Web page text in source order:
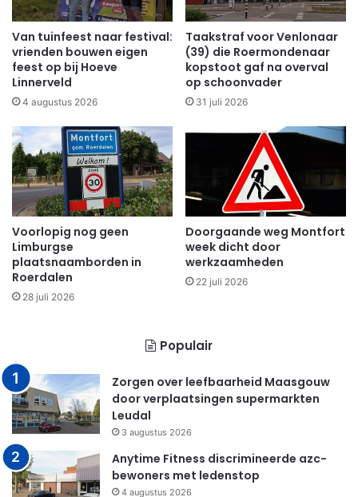
Van tuinfeest naar festival:
vrienden bouwen eigen
feest op bij Hoeve
Linnerveld
4 augustus 2026
Taakstraf voor Venlonaar
(39) die Roermondenaar
kopstoot gaf na overval
op schoonvader
31 juli 2026
Voorlopig nog geen
Limburgse
plaatsnaamborden in
Roerdalen
28 juli 2026
Doorgaande weg Montfort
week dicht door
werkzaamheden
22 juli 2026
Populair
Zorgen over leefbaarheid Maasgouw
door verplaatsingen supermarkten
Leudal
3 augustus 2026
Anytime Fitness discrimineerde azc-
bewoners met ledenstop
4 augustus 2026